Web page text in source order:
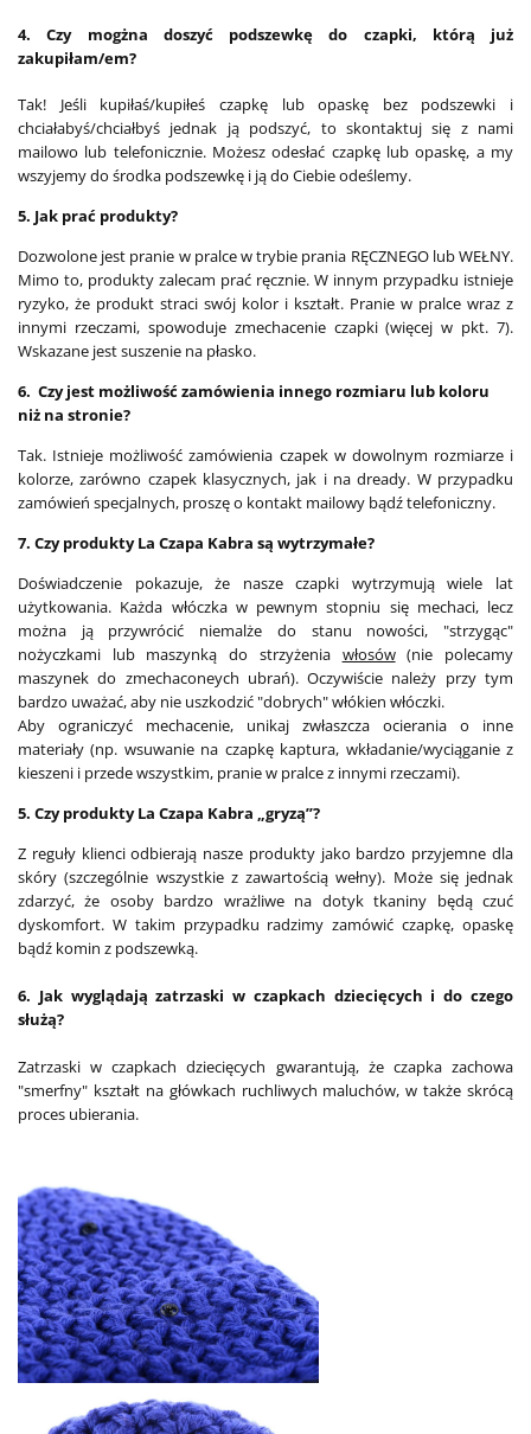
4. Czy mogżna doszyć podszewkę do czapki, którą już
zakupiłam/em?
Tak! Jeśli kupiłaś/kupiłeś czapkę lub opaskę bez podszewki i
chciałabyś/chciałbyś jednak ją podszyć, to skontaktuj się z nami
mailowo lub telefonicznie. Możesz odesłać czapkę lub opaskę, a my
wszyjemy do środka podszewkę i ją do Ciebie odeślemy.
5. Jak prać produkty?
Dozwolone jest pranie w pralce w trybie prania RĘCZNEGO lub WEŁNY.
Mimo to, produkty zalecam prać ręcznie. W innym przypadku istnieje
ryzyko, że produkt straci swój kolor i kształt. Pranie w pralce wraz z
innymi rzeczami, spowoduje zmechacenie czapki (więcej w pkt. 7).
Wskazane jest suszenie na płasko.
6. Czy jest możliwość zamówienia innego rozmiaru lub koloru
niż na stronie?
Tak. Istnieje możliwość zamówienia czapek w dowolnym rozmiarze i
kolorze, zarówno czapek klasycznych, jak i na dready. W przypadku
zamówień specjalnych, proszę o kontakt mailowy bądź telefoniczny.
7. Czy produkty La Czapa Kabra są wytrzymałe?
Doświadczenie pokazuje, że nasze czapki wytrzymują wiele lat
użytkowania. Każda włóczka w pewnym stopniu się mechaci, lecz
można ją przywrócić niemalże do stanu nowości, "strzygąc"
nożyczkami lub maszynką do strzyżenia włosów(nie polecamy
maszynek do zmechaconeych ubrań). Oczywiście należy przy tym
bardzo uważać, aby nie uszkodzić "dobrych" włókien włóczki.
Aby ograniczyć mechacenie, unikaj zwłaszcza ocierania o inne
materiały (np. wsuwanie na czapkę kaptura, wkładanie/wyciąganie z
kieszeni i przede wszystkim, pranie w pralce z innymi rzeczami).
5. Czy produkty La Czapa Kabra „gryzą”?
Z reguły klienci odbierają nasze produkty jako bardzo przyjemne dla
skóry (szczególnie wszystkie z zawartością wełny). Może się jednak
zdarzyć, że osoby bardzo wrażliwe na dotyk tkaniny będą czuć
dyskomfort. W takim przypadku radzimy zamówić czapkę, opaskę
bądź komin z podszewką.
6. Jak wyglądają zatrzaski w czapkach dziecięcych i do czego
służą?
Zatrzaski w czapkach dziecięcych gwarantują, że czapka zachowa
"smerfny" kształt na główkach ruchliwych maluchów, w także skrócą
proces ubierania.